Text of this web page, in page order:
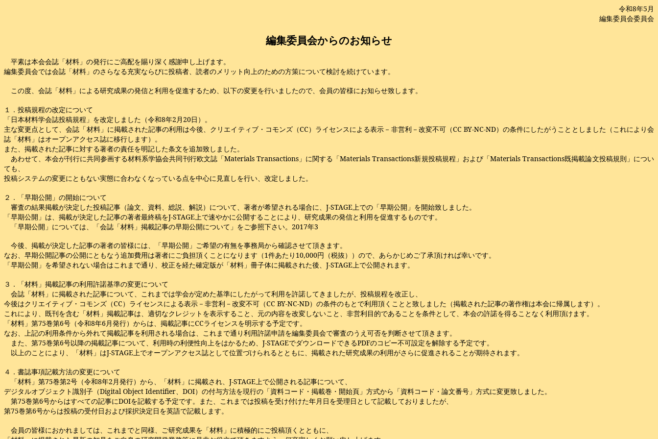
令和8年5月
編集委員会委員会
編集委員会からのお知らせ
平素は本会会誌「材料」の発行にご高配を賜り深く感謝申し上げます。
編集委員会では会誌「材料」のさらなる充実ならびに投稿者、読者のメリット向上のための方策について検討を続けています。
この度、会誌「材料」による研究成果の発信と利用を促進するため、以下の変更を行いましたので、会員の皆様にお知らせ致します。
１．投稿規程の改定について
「日本材料学会誌投稿規程」を改定しました（令和8年2月20日）。
主な変更点として、会誌「材料」に掲載された記事の利用は今後、クリエイティブ・コモンズ（CC）ライセンスによる表示－非営利－改変不可（CC BY-NC-ND）の条件にしたがうこととしました（これにより会
誌「材料」はオープンアクセス誌に移行します）。
また、掲載された記事に対する著者の責任を明記した条文を追加致しました。
あわせて、本会が刊行に共同参画する材料系学協会共同刊行欧文誌「Materials Transactions」に関する「Materials Transactions新規投稿規程」および「Materials Transactions既掲載論文投稿規則」につい
ても、
投稿システムの変更にともない実態に合わなくなっている点を中心に見直しを行い、改定しました。
２．「早期公開」の開始について
審査の結果掲載が決定した投稿記事（論文、資料、総説、解説）について、著者が希望される場合に、J-STAGE上での「早期公開」を開始致しました。
「早期公開」は、掲載が決定した記事の著者最終稿をJ-STAGE上で速やかに公開することにより、研究成果の発信と利用を促進するものです。
「早期公開」については、「会誌「材料」掲載記事の早期公開について」をご参照下さい。 2017年3
今後、掲載が決定した記事の著者の皆様には、「早期公開」ご希望の有無を事務局から確認させて頂きます。
なお、早期公開記事の公開にともなう追加費用は著者にご負担頂くことになります（1件あたり10,000円（税抜））ので、あらかじめご了承頂ければ幸いです。
「早期公開」を希望されない場合はこれまで通り、校正を経た確定版が「材料」冊子体に掲載された後、J-STAGE上で公開されます。
３．「材料」掲載記事の利用許諾基準の変更について
会誌「材料」に掲載された記事について、これまでは学会が定めた基準にしたがって利用を許諾してきましたが、投稿規程を改正し、
今後はクリエイティブ・コモンズ（CC）ライセンスによる表示－非営利－改変不可（CC BY-NC-ND）の条件のもとで利用頂くことと致しました（掲載された記事の著作権は本会に帰属します）。
これにより、既刊を含む「材料」掲載記事は、適切なクレジットを表示すること、元の内容を改変しないこと、非営利目的であることを条件として、本会の許諾を得ることなく利用頂けます。
「材料」第75巻第6号（令和8年6月発行）からは、掲載記事にCCライセンスを明示する予定です。
なお、上記の利用条件から外れて掲載記事を利用される場合は、これまで通り利用許諾申請を編集委員会で審査のうえ可否を判断させて頂きます。
また、第75巻第6号以降の掲載記事について、利用時の利便性向上をはかるため、J-STAGEでダウンロードできるPDFのコピー不可設定を解除する予定です。
以上のことにより、「材料」はJ-STAGE上でオープンアクセス誌として位置づけられるとともに、掲載された研究成果の利用がさらに促進されることが期待されます。
４．書誌事項記載方法の変更について
「材料」第75巻第2号（令和8年2月発行）から、「材料」に掲載され、J-STAGE上で公開される記事について、
デジタルオブジェクト識別子（Digital Object Identifier、DOI）の付与方法を現行の「資料コード・掲載巻・開始頁」方式から「資料コード・論文番号」方式に変更致しました。
第75巻第6号からはすべての記事にDOIを記載する予定です。また、これまでは投稿を受け付けた年月日を受理日として記載しておりましたが、
第75巻第6号からは投稿の受付日および採択決定日を英語で記載します。
会員の皆様におかれましては、これまでと同様、ご研究成果を「材料」に積極的にご投稿頂くとともに、